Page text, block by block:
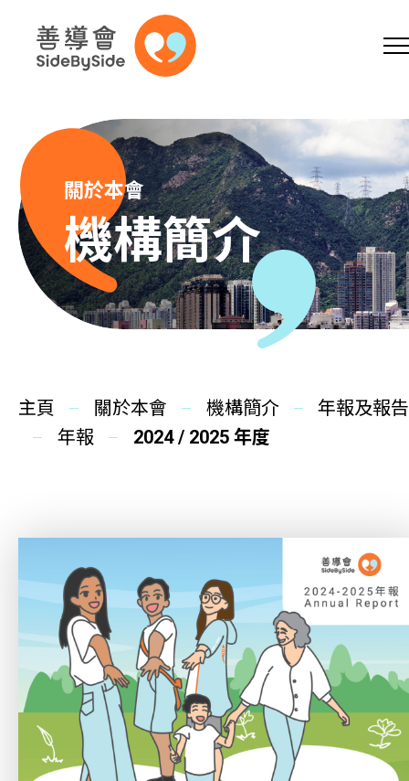
跳到內容（按回車鍵）
A A A EN繁 简
主頁
同你講故事
相關報導
關於本會
機構簡介
善導會刊物
關於本會
機構簡介
主頁 關於本會 機構簡介
年報及報告
年報
2024 / 2025 年度